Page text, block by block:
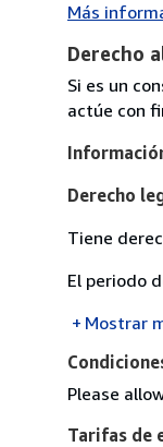
Más
Derecho
Si es un
actúe con
Derecho
Tiene
El periodo
Mostrar
Please
Tarifas de